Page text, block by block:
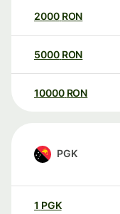
2000 RON
5000 RON
10000 RON
PGK
1 PGK